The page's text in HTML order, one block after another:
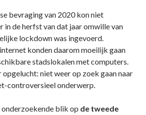
bevraging van 2020 kon niet
in de herfst van dat jaar omwille van
lockdown was ingevoerd.
konden daarom moeilijk gaan
stadslokalen met computers.
niet weer op zoek gaan naar
controversieel onderwerp.
onderzoekende blik op de tweede